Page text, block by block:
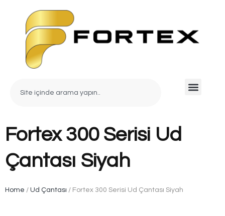
Fortex 300 Serisi Ud
Çantası Siyah
Home / Ud Çantası / Fortex 300 Serisi Ud Çantası Siyah